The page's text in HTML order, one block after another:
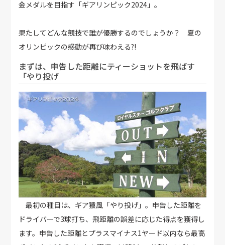
金メダルを目指す「ギアリンピック2024」。
果たしてどんな競技で誰が優勝するのでしょうか？ 夏の
オリンピックの感動が再び味わえる?!
まずは、申告した距離にティーショットを飛ばす
「やり投げ
最初の種目は、ギア猿風「やり投げ」。申告した距離を
ドライバーで3球打ち、飛距離の誤差に応じた得点を獲得し
ます。申告した距離とプラスマイナス1ヤード以内なら最高